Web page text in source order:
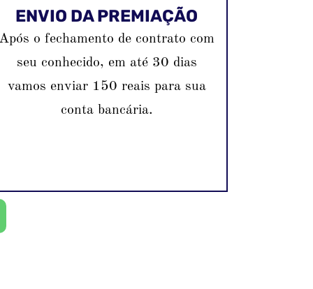
ENVIO DA PREMIAÇÃO
Após o fechamento de contrato com
seu conhecido, em até 30 dias
vamos enviar 150 reais para sua
conta bancária.